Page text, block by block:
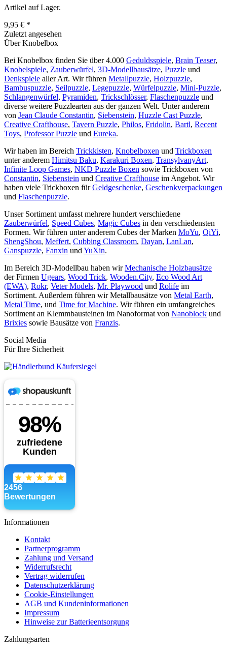
Artikel auf Lager.
9,95 € *
Zuletzt angesehen
Über Knobelbox
Bei Knobelbox finden Sie über 4.000 Geduldsspiele, Brain Teaser,
Knobelspiele, Zauberwürfel, 3D-Modellbausätze, Puzzle und
Denkspiele aller Art. Wir führen Metallpuzzle, Holzpuzzle,
Bambuspuzzle, Seilpuzzle, Legepuzzle, Würfelpuzzle, Mini-Puzzle,
Schlangenwürfel, Pyramiden, Trickschlösser, Flaschenpuzzle und
diverse weitere Puzzlearten aus der ganzen Welt. Unter anderem
von Jean Claude Constantin, Siebenstein, Huzzle Cast Puzzle,
Creative Crafthouse, Tavern Puzzle, Philos, Fridolin, Bartl, Recent
Toys, Professor Puzzle und Eureka.
Wir haben im Bereich Trickkisten, Knobelboxen und Trickboxen
unter anderem Himitsu Baku, Karakuri Boxen, TransylvanyArt,
Infinite Loop Games, NKD Puzzle Boxen sowie Trickboxen von
Constantin, Siebenstein und Creative Crafthouse im Angebot. Wir
haben viele Trickboxen fürGeldgeschenke, Geschenkverpackungen
und Flaschenpuzzle.
Unser Sortiment umfasst mehrere hundert verschiedene
Zauberwürfel, Speed Cubes, Magic Cubes in den verschiedensten
Formen. Wir führen unter anderem Cubes der Marken MoYu, QiYi,
ShengShou, Meffert, Cubbing Classroom, Dayan, LanLan,
Ganspuzzle, Fanxin und YuXin.
Im Bereich 3D-Modellbau haben wirMechanische Holzbausätze
der Firmen Ugears, Wood Trick, Wooden.City, Eco Wood Art
(EWA), Rokr, Veter Models, Mr. Playwood und Rolife im
Sortiment. Außerdem führen wir Metallbausätze von Metal Earth,
Metal Time, und Time for Machine. Wir führen ein umfangreiches
Sortiment an Klemmbausteinen im Nanoformat von Nanoblock und
Brixies sowie Bausätze von Franzis.
Social Media
Für Ihre Sicherheit
Informationen
Kontakt
Partnerprogramm
Zahlung und Versand
Widerrufsrecht
Vertrag widerrufen
Datenschutzerklärung
Cookie-Einstellungen
AGB und Kundeninformationen
Impressum
Hinweise zur Batterieentsorgung
Zahlungsarten